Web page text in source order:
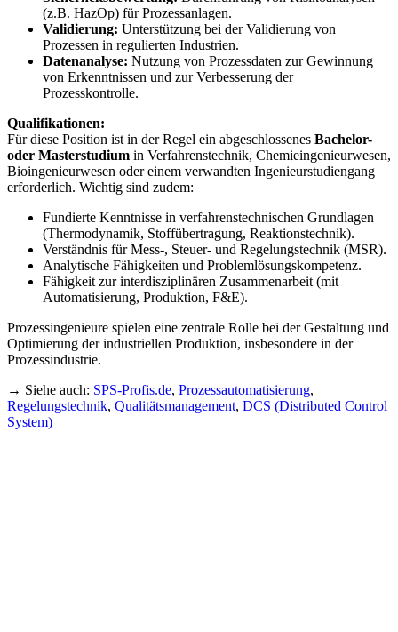
(z.B. HazOp) für Prozessanlagen.
Validierung: Unterstützung bei der Validierung von
Prozessen in regulierten Industrien.
Datenanalyse: Nutzung von Prozessdaten zur Gewinnung
von Erkenntnissen und zur Verbesserung der
Prozesskontrolle.
Qualifikationen:
Für diese Position ist in der Regel ein abgeschlossenes Bachelor-
oder Masterstudium in Verfahrenstechnik, Chemieingenieurwesen,
Bioingenieurwesen oder einem verwandten Ingenieurstudiengang
erforderlich. Wichtig sind zudem:
Fundierte Kenntnisse in verfahrenstechnischen Grundlagen
(Thermodynamik, Stoffübertragung, Reaktionstechnik).
Verständnis für Mess-, Steuer- und Regelungstechnik (MSR).
Analytische Fähigkeiten und Problemlösungskompetenz.
Fähigkeit zur interdisziplinären Zusammenarbeit (mit
Automatisierung, Produktion, F&E).
Prozessingenieure spielen eine zentrale Rolle bei der Gestaltung und
Optimierung der industriellen Produktion, insbesondere in der
Prozessindustrie.
→ Siehe auch: SPS-Profis.de, Prozessautomatisierung,
Regelungstechnik, Qualitätsmanagement, DCS (Distributed Control
System)